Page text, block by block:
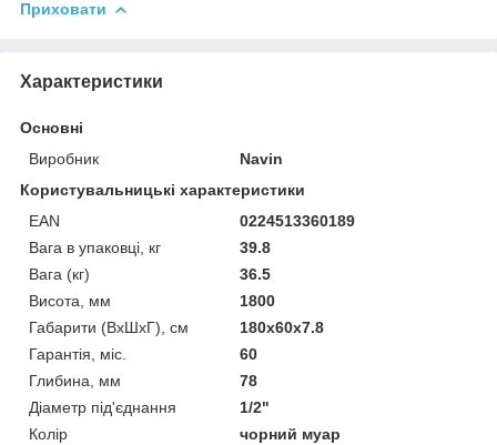
Приховати
Характеристики
Основні
Виробник
Navin
Користувальницькі характеристики
EAN
0224513360189
Вага в упаковці, кг
39.8
Вага (кг)
36.5
Висота, мм
1800
Габарити (ВхШхГ), см
180x60x7.8
Гарантія, міс.
60
Глибина, мм
78
Діаметр під'єднання
1/2"
Колір
чорний муар